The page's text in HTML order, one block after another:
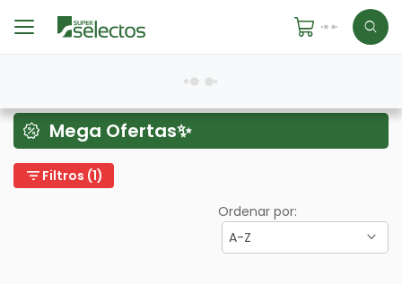
Mega Ofertas✨
filter_list Filtros (1)
Ordenar por:
A-Z